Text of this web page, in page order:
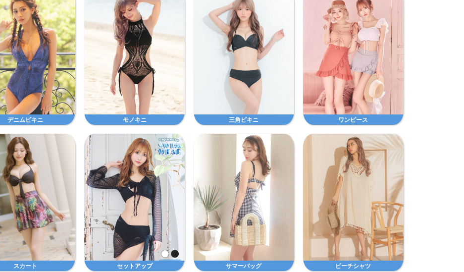
デニムビキニ モノキニ 三角ビキニ ワンピース
スカート セットアップ サマーバッグ ビーチシャツ